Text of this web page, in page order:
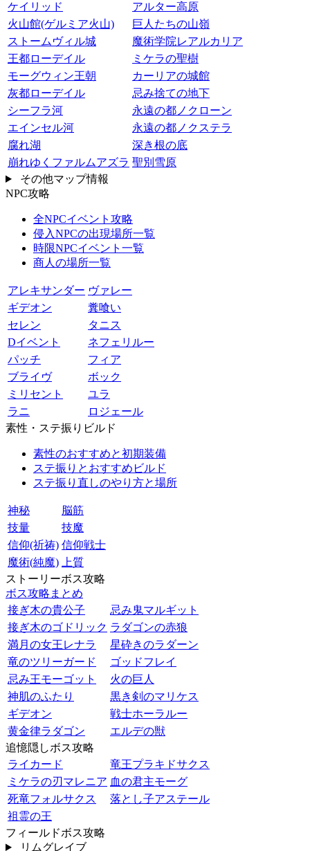
ケイリッド
アルター高原
火山館(ゲルミア火山)
巨人たちの山嶺
ストームヴィル城
魔術学院レアルカリア
王都ローデイル
ミケラの聖樹
モーグウィン王朝
カーリアの城館
灰都ローデイル
忌み捨ての地下
シーフラ河
永遠の都ノクローン
エインセル河
永遠の都ノクステラ
腐れ湖
深き根の底
崩れゆくファルムアズラ 聖別雪原
その他マップ情報
NPC攻略
全NPCイベント攻略
侵入NPCの出現場所一覧
時限NPCイベント一覧
商人の場所一覧
アレキサンダー ヴァレー
ギデオン
糞喰い
セレン
タニス
Dイベント
ネフェリルー
パッチ
フィア
ブライヴ
ボック
ミリセント
ユラ
ラニ
ロジェール
素性・ステ振りビルド
素性のおすすめと初期装備
ステ振りとおすすめビルド
ステ振り直しのやり方と場所
神秘
脳筋
技量
技魔
信仰(祈祷) 信仰戦士
魔術(純魔)
上質
ストーリーボス攻略
ボス攻略まとめ
接ぎ木の貴公子
忌み鬼マルギット
接ぎ木のゴドリック ラダゴンの赤狼
満月の女王レナラ
星砕きのラダーン
竜のツリーガード
ゴッドフレイ
忌み王モーゴット
火の巨人
神肌のふたり
黒き剣のマリケス
ギデオン
戦士ホーラルー
黄金律ラダゴン
エルデの獣
追憶隠しボス攻略
ライカード
竜王プラキドサクス
ミケラの刃マレニア 血の君主モーグ
死竜フォルサクス
落とし子アステール
祖霊の王
フィールドボス攻略
リムグレイブ